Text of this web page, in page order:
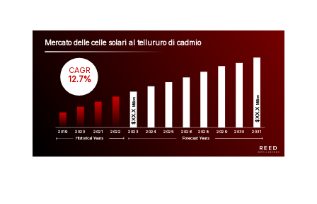
Mercato delle celle solari al tellururo di cadmio
2019 2020 2021 2022 2023 2024 2025 2026 2028 2029 2030 2031
$XX.X
Million
$XX.X
Million
CAGR
12.7%
Historical Years Forecast Years